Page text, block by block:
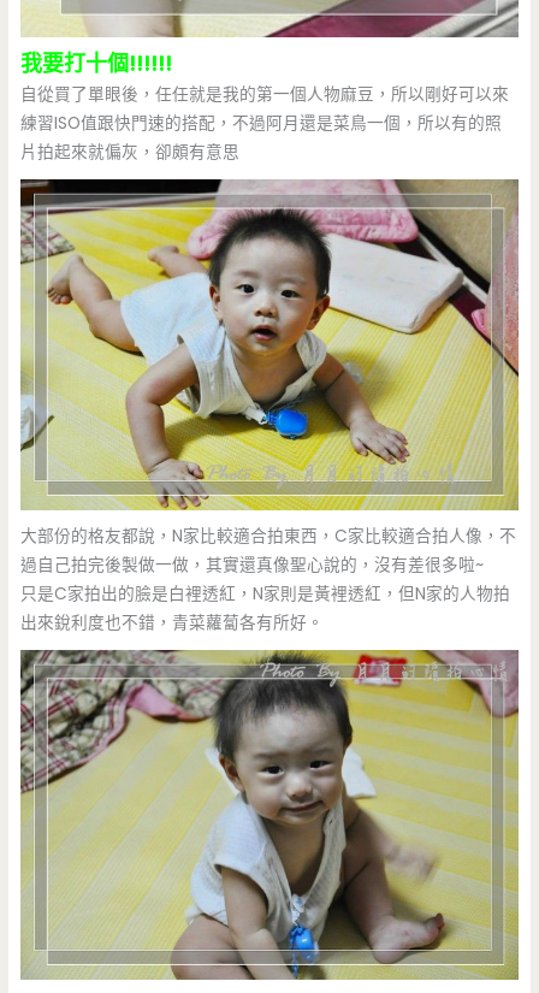
我要打十個!!!!!!
自從買了單眼後，任任就是我的第一個人物麻豆，所以剛好可以來
練習ISO值跟快門速的搭配，不過阿月還是菜鳥一個，所以有的照
片拍起來就偏灰，卻頗有意思
大部份的格友都說，N家比較適合拍東西，C家比較適合拍人像，不
過自己拍完後製做一做，其實還真像聖心說的，沒有差很多啦~
只是C家拍出的臉是白裡透紅，N家則是黃裡透紅，但N家的人物拍
出來銳利度也不錯，青菜蘿蔔各有所好。